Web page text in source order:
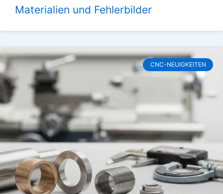
Materialien und Fehlerbilder
CNC-NEUIGKEITEN